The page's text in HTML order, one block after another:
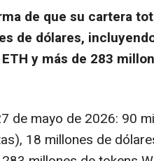
de que su cartera
de dólares,
y más de 283
de mayo de 2026: 90
18 millones de